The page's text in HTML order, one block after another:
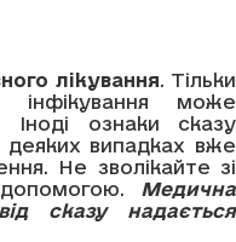
лікування. Тільки
інфікування може
ознаки сказу
деяких випадках вже
Не зволікайте зі
Медична
сказу надається